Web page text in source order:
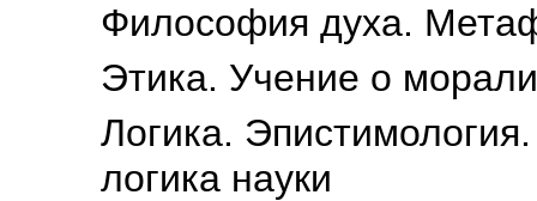
Философия духа.
Этика. Учение о
Логика.
логика науки